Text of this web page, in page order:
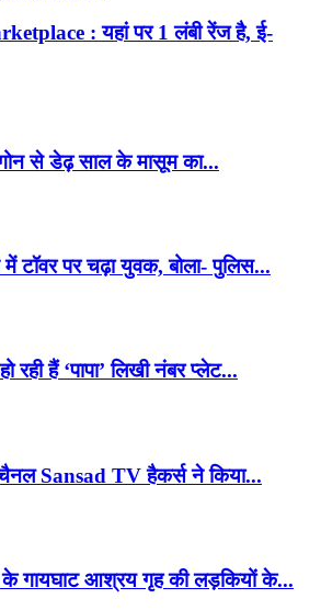
: यहां पर 1 लंबी रेंज है, ई-
से डेढ़ साल के मासूम का...
टॉवर पर चढ़ा युवक, बोला- पुलिस...
रही हैं ‘पापा’ लिखी नंबर प्लेट...
Sansad TV हैकर्स ने किया...
के गायघाट आश्रय गृह की लड़कियों के...